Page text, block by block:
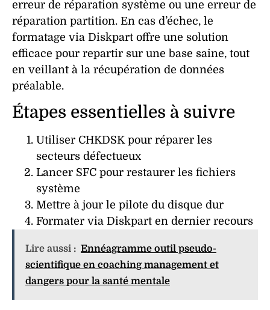
erreur de réparation système ou une erreur de
réparation partition. En cas d’échec, le
formatage via Diskpart offre une solution
efficace pour repartir sur une base saine, tout
en veillant à la récupération de données
préalable.
Étapes essentielles à suivre
Utiliser CHKDSK pour réparer les
secteurs défectueux
Lancer SFC pour restaurer les fichiers
système
Mettre à jour le pilote du disque dur
Formater via Diskpart en dernier recours
Lire aussi : Ennéagramme outil pseudo-
scientifique en coaching management et
dangers pour la santé mentale